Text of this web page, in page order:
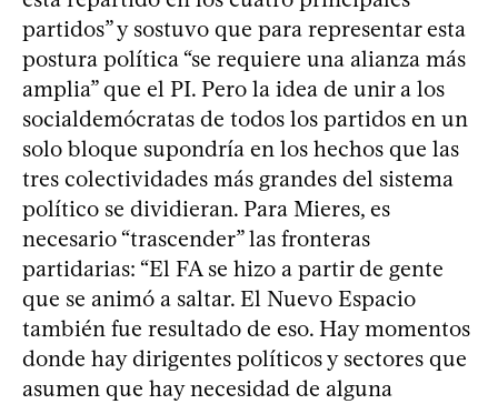
partidos” y sostuvo que para representar esta
postura política “se requiere una alianza más
amplia” que el PI. Pero la idea de unir a los
socialdemócratas de todos los partidos en un
solo bloque supondría en los hechos que las
tres colectividades más grandes del sistema
político se dividieran. Para Mieres, es
necesario “trascender” las fronteras
partidarias: “El FA se hizo a partir de gente
que se animó a saltar. El Nuevo Espacio
también fue resultado de eso. Hay momentos
donde hay dirigentes políticos y sectores que
asumen que hay necesidad de alguna